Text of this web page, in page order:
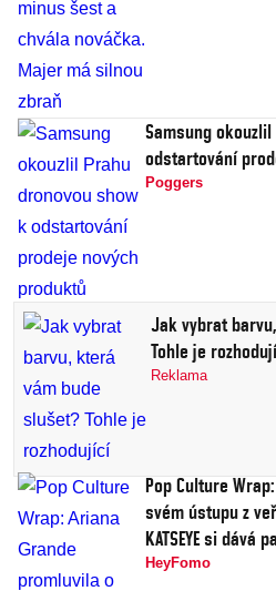
Samsung
odstartování
Poggers
Jak vybrat
Tohle je
Reklama
Pop Culture
svém ústupu z
KATSEYE si dává
HeyFomo